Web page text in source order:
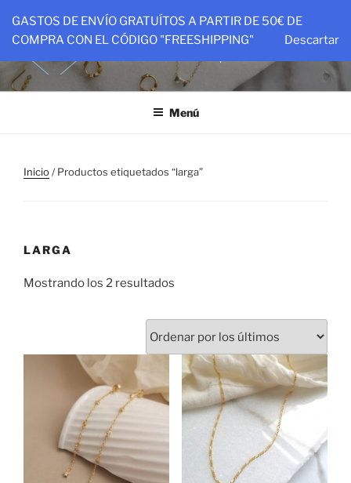
contenido
PTIT&CO
Menú
Inicio/ Productos etiquetados “larga”
LARGA
Mostrando los 2 resultados
los
últimos
GASTOS DE ENVÍO GRATUÍTOS A PARTIR DE 50€ DE
COMPRA CON EL CÓDIGO "FREESHIPPING"
Descartar